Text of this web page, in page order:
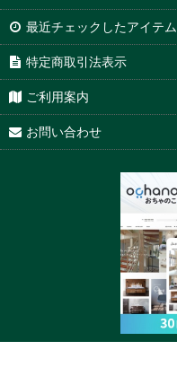
最近チェックしたアイテム
特定商取引法表示
ご利用案内
お問い合わせ